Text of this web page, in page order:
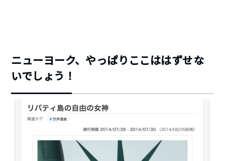
ニューヨーク、やっぱりここははずせな
いでしょう！